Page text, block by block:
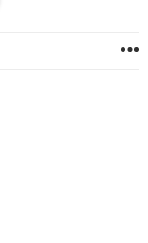
y la PSU
y tiene 3 pins
ayudaaa